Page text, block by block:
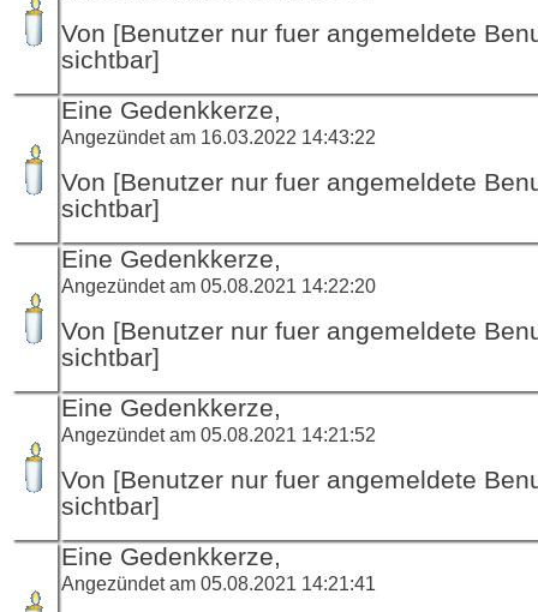
Von [Benutzer nur fuer angemeldete
sichtbar]
Eine Gedenkkerze,
Angezündet am 16.03.2022 14:43:22
Von [Benutzer nur fuer angemeldete
sichtbar]
Eine Gedenkkerze,
Angezündet am 05.08.2021 14:22:20
Von [Benutzer nur fuer angemeldete
sichtbar]
Eine Gedenkkerze,
Angezündet am 05.08.2021 14:21:52
Von [Benutzer nur fuer angemeldete
sichtbar]
Eine Gedenkkerze,
Angezündet am 05.08.2021 14:21:41